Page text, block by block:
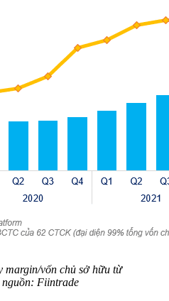
margin/vốn chủ sở hữu từ
nguồn: Fiintrade